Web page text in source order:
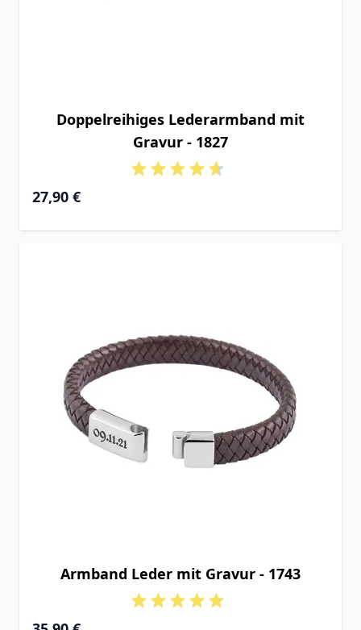
Doppelreihiges Lederarmband mit
Gravur - 1827
27,90 €
Armband Leder mit Gravur - 1743